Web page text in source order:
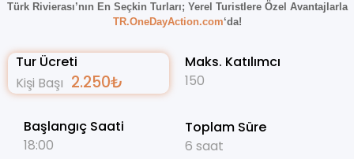
Türk Rivierası’nın En Seçkin Turları; Yerel Turistlere Özel Avantajlarla
TR.OneDayAction.com‘da!
Tur Ücreti
Kişi Başı 2.250₺
Başlangıç Saati
18:00
Maks. Katılımcı
150
Toplam Süre
6 saat